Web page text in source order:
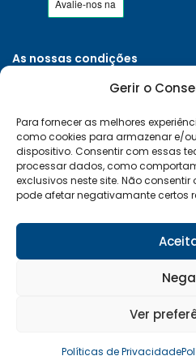
Gerir o
Para fornecer as melhores
como cookies para armazenar e/
dispositivo. Consentir com essas
processar dados, como
exclusivos neste site. Não
pode afetar negativamante certos
Ver
Políticas de Privacidade
As nossas condições
Políticas de Privacidade
Entregas e Devoluções
Livro de Reclamações
RAL e RLL
Klarna FAQ
Sequra
© 2026 Mais Clima. Todos
Desenvolvido por: